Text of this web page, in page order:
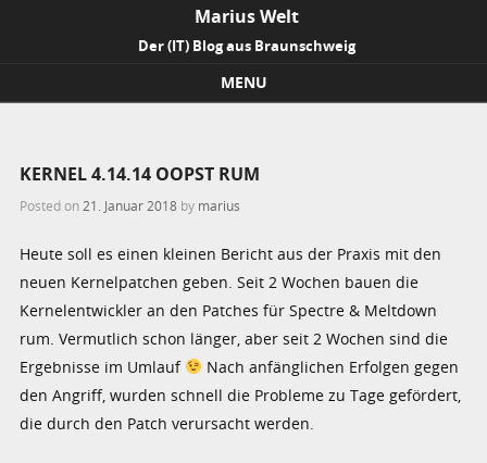
Marius Welt
Der (IT) Blog aus Braunschweig
MENU
KERNEL 4.14.14 OOPST RUM
Posted on 21. Januar 2018 by marius
Heute soll es einen kleinen Bericht aus der Praxis mit den
neuen Kernelpatchen geben. Seit 2 Wochen bauen die
Kernelentwickler an den Patches für Spectre & Meltdown
rum. Vermutlich schon länger, aber seit 2 Wochen sind die
Ergebnisse im Umlauf
Nach anfänglichen Erfolgen gegen
den Angriff, wurden schnell die Probleme zu Tage gefördert,
die durch den Patch verursacht werden.